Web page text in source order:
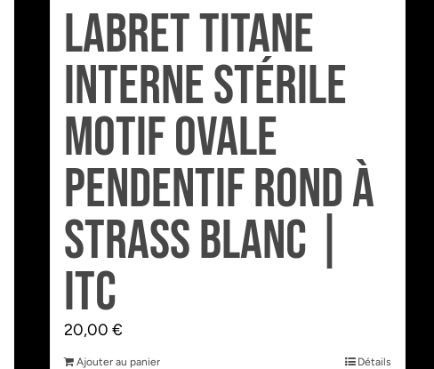
Labret Titane
Interne Stérile
motif Ovale
Pendentif Rond à
Strass Blanc |
Itc
20,00 €
Ajouter au panier Détails